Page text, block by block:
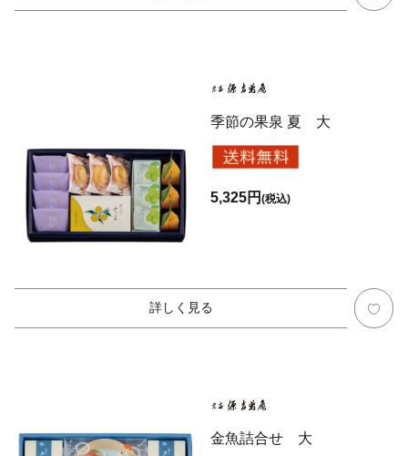
季節の果泉 夏 大
5,325円(税込)
詳しく見る
金魚詰合せ 大